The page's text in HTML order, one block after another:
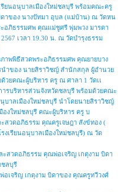
ยนอนุบาลเมืองใหม่ชลบุรี พร้อมคณะครู
าของ นางปัทมา อุบล (แม่บ้าน) ณ วัดหน
ะอภิธรรมศพ คุณแม่ชูศรี พุ่มพวง มารดา
เวลา 19.30 น. ณ วัดบำรุงธรรม
ภาพพิธีสวดพระอภิธรรมศพ คุณยายบาง
ำของ นายสิราวิชญ์ สำนักสกุล ผู้อำนวย
วยคณะผู้บริหาร ครู ณ ศาลา 1 วัดเเ
ารบริหารส่วนจังหวัดชลบุรี พร้อมด้วยคณะ
บาลเมืองใหม่ชลบุรี นำโดยนายสิราวิชญ์
องใหม่ชลบุรี คณะผู้บริหาร ครู บ
สวดอภิธรรม คุณครูเจษฎา สังข์ทอง (
งเรียนอนุบาลเมืองใหม่ชลบุรี) ณ วัด
ะสวดอภิธรรม คุณพ่อเจริญ เกตุงาม บิดา
ชลบุรี
เจริญ เกตุงาม บิดาของ คุณครูทวีวงศ์